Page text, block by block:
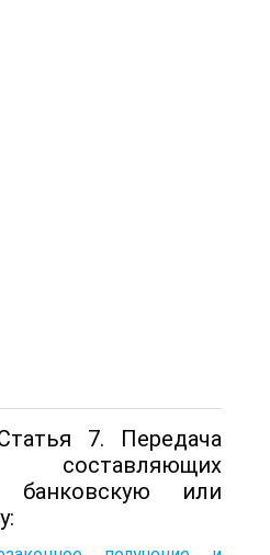
7. Передача
банковскую или